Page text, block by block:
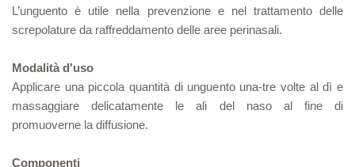
L’unguento è utile nella prevenzione e nel trattamento delle
screpolature da raffreddamento delle aree perinasali.
Modalità d'uso
Applicare una piccola quantità di unguento una-tre volte al dì e
massaggiare delicatamente le ali del naso al fine di
promuoverne la diffusione.
Componenti